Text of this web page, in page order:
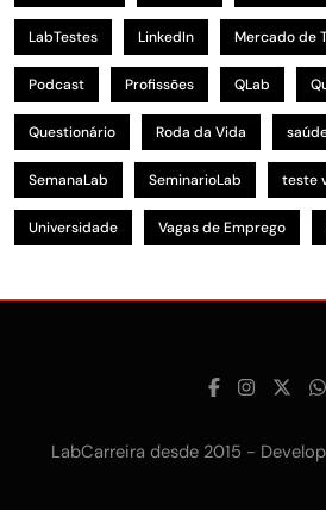
LabTestes LinkedIn Mercado de
Podcast Profissões QLab
Questionário Roda da Vida
SemanaLab SeminarioLab teste
Universidade Vagas de Emprego
LabCarreira desde 2015 -